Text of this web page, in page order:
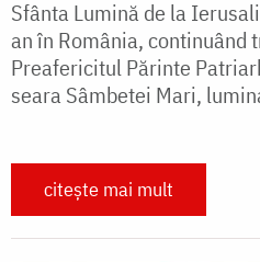
Sfânta Lumină de la
an în România, continuând
Preafericitul Părinte
seara Sâmbetei Mari,
citește mai mult